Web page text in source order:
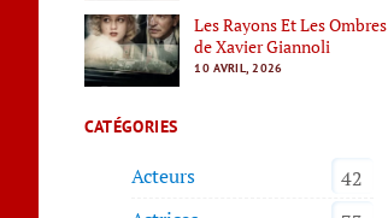
Les Rayons Et Les Ombres
de Xavier Giannoli
10 AVRIL, 2026
CATÉGORIES
Acteurs
42